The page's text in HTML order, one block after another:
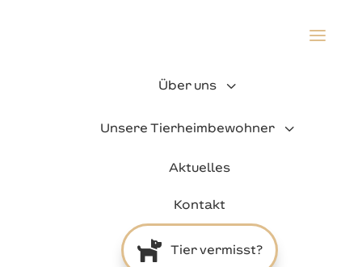
a
3
Über uns
3
Unsere Tierheimbewohner
Aktuelles
Kontakt
 Tier vermisst?